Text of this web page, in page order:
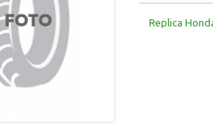
Replica